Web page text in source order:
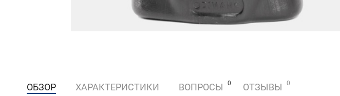
ОБЗОР ХАРАКТЕРИСТИКИ ВОПРОСЫ 0 ОТЗЫВЫ 0